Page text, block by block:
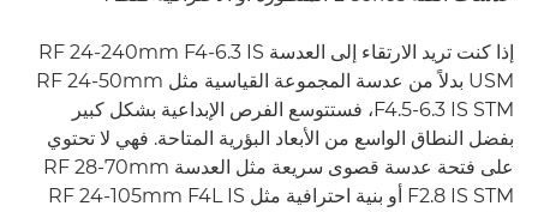
إذا كنت تريد الارتقاء إلى العدسة RF 24-240mm F4-6.3 IS
USM بدلاً من عدسة المجموعة القياسية مثل RF 24-50mm
F4.5-6.3 IS STM، فستتوسع الفرص الإبداعية بشكل كبير
بفضل النطاق الواسع من الأبعاد البؤرية المتاحة. فهي لا تحتوي
على فتحة عدسة قصوى سريعة مثل العدسة RF 28-70mm
F2.8 IS STM أو بنية احترافية مثل RF 24-105mm F4L IS